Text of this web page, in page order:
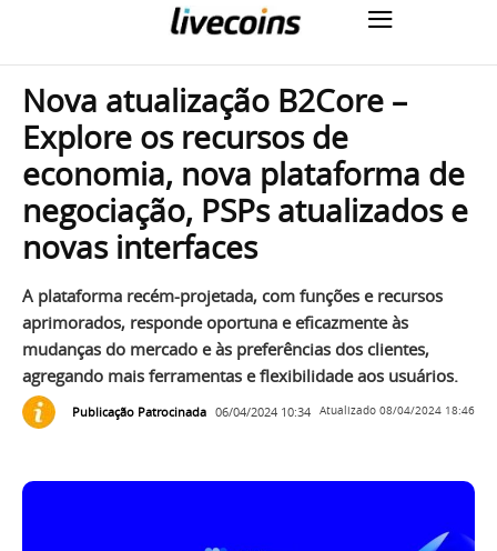
Nova atualização B2Core –
Explore os recursos de
economia, nova plataforma de
negociação, PSPs atualizados e
novas interfaces
A plataforma recém-projetada, com funções e recursos
aprimorados, responde oportuna e eficazmente às
mudanças do mercado e às preferências dos clientes,
agregando mais ferramentas e flexibilidade aos usuários.
Publicação Patrocinada 06/04/2024 10:34 Atualizado 08/04/2024 18:46